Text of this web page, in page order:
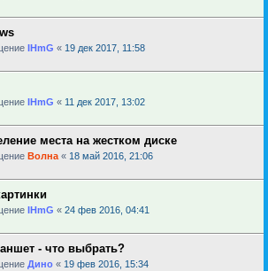
IHmG « 19 дек 2017, 11:58
IHmG « 11 дек 2017, 13:02
места на жестком диске
Волна « 18 май 2016, 21:06
IHmG « 24 фев 2016, 04:41
- что выбрать?
Дино « 19 фев 2016, 15:34